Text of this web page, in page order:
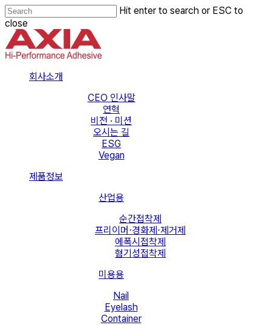
Skip
to
main
content
Hit enter to search or ESC to
close
Close
Search
회사소개
CEO 인사말
연혁
비전 · 미션
오시는 길
ESG
Vegan
제품정보
산업용
순간접착제
프리이머⋅경화제⋅제거제
에폭시접착제
혐기성접착제
미용용
Nail
Eyelash
Container